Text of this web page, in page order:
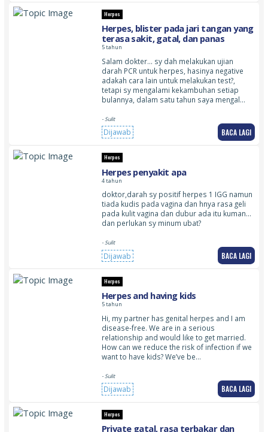
Herpes
Herpes, blister pada jari tangan yang
terasa sakit, gatal, dan panas
5 tahun
Salam dokter… sy dah melakukan ujian
darah PCR untuk herpes, hasinya negative
adakah cara lain untuk melakukan test?,
tetapi sy mengalami kekambuhan setiap
bulannya, dalam satu tahun saya mengal…
- Sulit
Dijawab BACA LAGI
Herpes
Herpes penyakit apa
4 tahun
doktor,darah sy positif herpes 1 IGG namun
tiada kudis pada vagina dan hnya rasa geli
pada kulit vagina dan dubur ada itu kuman…
dan perlukan sy minum ubat?
- Sulit
Dijawab BACA LAGI
Herpes
Herpes and having kids
5 tahun
Hi, my partner has genital herpes and I am
disease-free. We are in a serious
relationship and would like to get married.
How can we reduce the risk of infection if we
want to have kids? We’ve be…
- Sulit
Dijawab BACA LAGI
Herpes
Private gatal, rasa terbakar dan